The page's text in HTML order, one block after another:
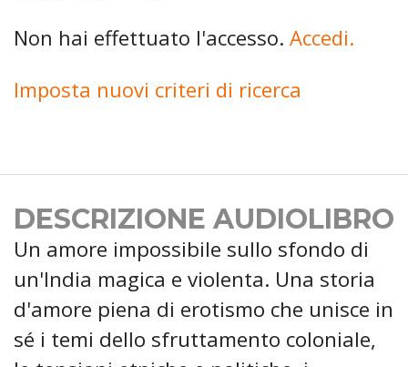
Non hai effettuato l'accesso. Accedi.
Imposta nuovi criteri di ricerca
DESCRIZIONE AUDIOLIBRO
Un amore impossibile sullo sfondo di
un'India magica e violenta. Una storia
d'amore piena di erotismo che unisce in
sé i temi dello sfruttamento coloniale,